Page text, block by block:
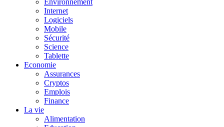
Environnement
Internet
Logiciels
Mobile
Sécurité
Science
Tablette
Economie
Assurances
Cryptos
Emplois
Finance
La vie
Alimentation